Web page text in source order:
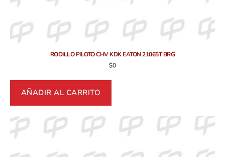
RODILLO PILOTO CHV KDK EATON 21065T BRG
$0
AÑADIR AL CARRITO